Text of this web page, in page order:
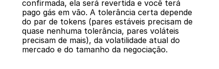
confirmada, ela será revertida e você terá
pago gás em vão. A tolerância certa depende
do par de tokens (pares estáveis precisam de
quase nenhuma tolerância, pares voláteis
precisam de mais), da volatilidade atual do
mercado e do tamanho da negociação.